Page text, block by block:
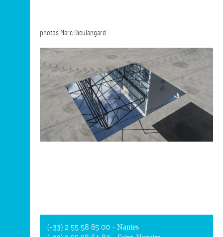
photos Marc Dieulangard
(+33) 2 55 58 65 00 - Nantes